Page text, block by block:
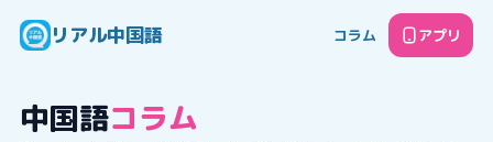
リアル中国語 コラム アプリ
中国語コラム